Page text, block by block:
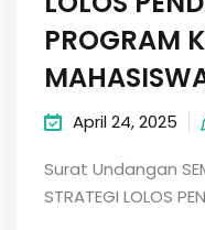
PROGRAM
April 24, 2025
Surat Undangan
STRATEGI LOLOS